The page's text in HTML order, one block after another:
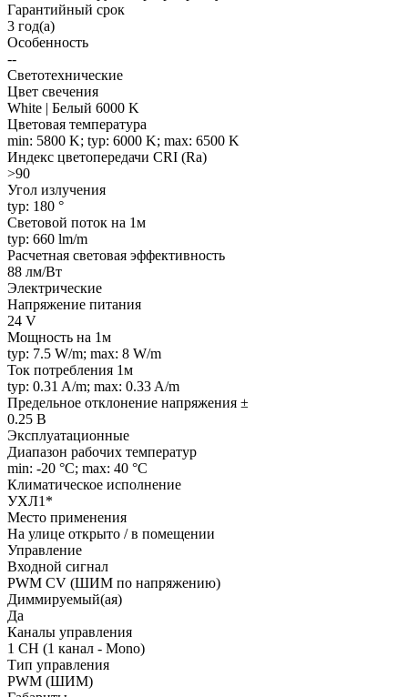
Гарантийный срок
3 год(а)
Особенность
--
Светотехнические
Цвет свечения
White | Белый 6000 K
Цветовая температура
min: 5800 K; typ: 6000 K; max: 6500 K
Индекс цветопередачи CRI (Ra)
>90
Угол излучения
typ: 180 °
Световой поток на 1м
typ: 660 lm/m
Расчетная световая эффективность
88 лм/Вт
Электрические
Напряжение питания
24 V
Мощность на 1м
typ: 7.5 W/m; max: 8 W/m
Ток потребления 1м
typ: 0.31 A/m; max: 0.33 A/m
Предельное отклонение напряжения ±
0.25 В
Эксплуатационные
Диапазон рабочих температур
min: -20 °C; max: 40 °C
Климатическое исполнение
УХЛ1*
Место применения
На улице открыто / в помещении
Управление
Входной сигнал
PWM СV (ШИМ по напряжению)
Диммируемый(ая)
Да
Каналы управления
1 CH (1 канал - Mono)
Тип управления
PWM (ШИМ)